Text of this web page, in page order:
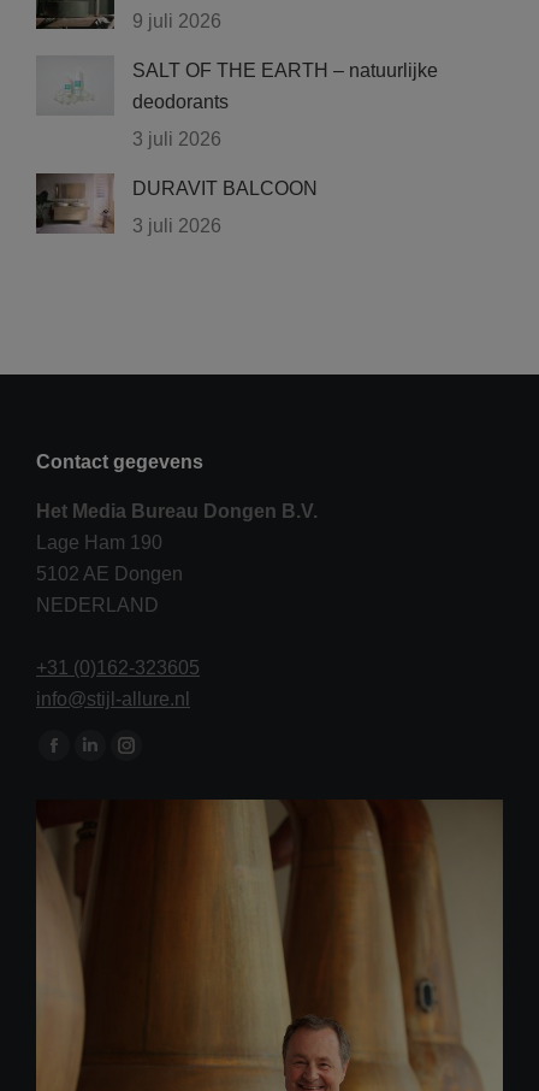
9 juli 2026
SALT OF THE EARTH – natuurlijke
deodorants
3 juli 2026
DURAVIT BALCOON
3 juli 2026
Contact gegevens
Het Media Bureau Dongen B.V.
Lage Ham 190
5102 AE Dongen
NEDERLAND
+31 (0)162-323605
info@stijl-allure.nl
Vind ons op:
Facebook
opens
new
LinkedinInstagram